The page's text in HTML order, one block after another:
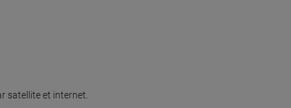
satellite et internet.